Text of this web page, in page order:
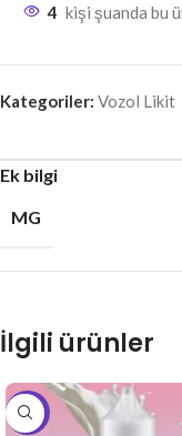
4 kişi şuanda bu
Kategoriler: Vozol Likit
Ek bilgi
MG
İlgili ürünler
-20%